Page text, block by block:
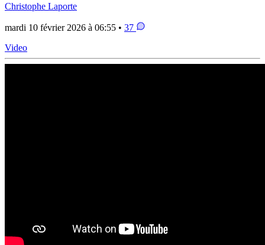
Christophe Laporte
mardi 10 février 2026 à 06:55 • 37
Video